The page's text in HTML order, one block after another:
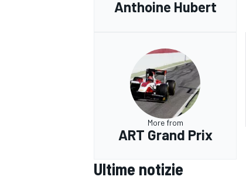
Anthoine Hubert
More from
ART Grand Prix
Ultime notizie